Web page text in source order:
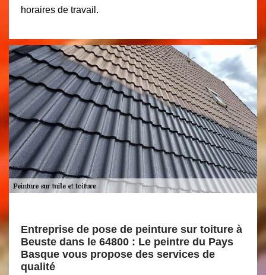
horaires de travail.
Entreprise de pose de peinture sur toiture à
Beuste dans le 64800 : Le peintre du Pays
Basque vous propose des services de
qualité